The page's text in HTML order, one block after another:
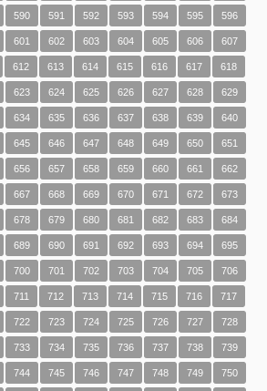
590 591 592 593 594 595 596
601 602 603 604 605 606 607
612 613 614 615 616 617 618
623 624 625 626 627 628 629
634 635 636 637 638 639 640
645 646 647 648 649 650 651
656 657 658 659 660 661 662
667 668 669 670 671 672 673
678 679 680 681 682 683 684
689 690 691 692 693 694 695
700 701 702 703 704 705 706
711 712 713 714 715 716 717
722 723 724 725 726 727 728
733 734 735 736 737 738 739
744 745 746 747 748 749 750